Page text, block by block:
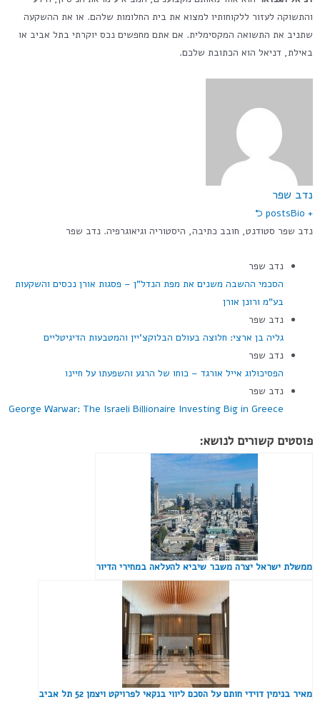
והתשוקה לעזור ללקוחותיו למצוא את בית החלומות שלהם. או את ההשקעה
שתניב את התשואה המקסימלית. אם אתם מחפשים נכס יוקרתי בתל אביב או
באילת, דניאל הוא הכתובת שלכם.
נדב שפר
+ posts
Bio ⮌
נדב שפר סטודנט, חובב כתיבה, היסטוריה וגיאוגרפיה. נדב שפר
נדב שפר
הסכמי ההשבה משנים את מפת הנדל"ן – פסגות אורן נכסים והשקעות
בע"מ ורונן אורן
נדב שפר
גליה בן ארצי: חלוצה בעולם הבלוקצ'יין והמטבעות הדיגיטליים
נדב שפר
הפסיכולוג אייל אורגד – כוחו של הרגע והשפעתו על חיינו
נדב שפר
George Warwar: The Israeli Billionaire Investing Big in Greece
פוסטים קשורים לנושא:
ממשלת ישראל יצרה משבר שיביא להעלאה במחירי הדיור
מאיר בנימין דוידי חותם על הסכם ליווי בנקאי לפרויקט ויצמן 52 תל אביב